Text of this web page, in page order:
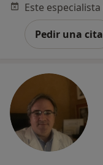
Pedir una cita